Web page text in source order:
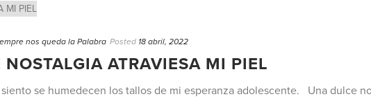
nos queda la Palabra Posted 18 abril, 2022
ATRAVIESA MI PIEL
se humedecen los tallos de mi esperanza adolescente. Una dulce